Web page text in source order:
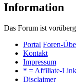
Information
Das Forum ist
Portal Foren-
Kontakt
Impressum
* = Affiliate-Link
Disclaimer